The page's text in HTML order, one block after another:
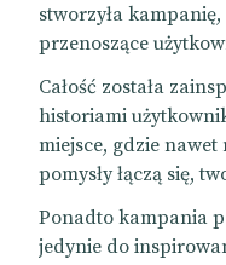
stworzyła
przenoszące
Całość została
historiami
miejsce, gdzie
pomysły łączą się,
Ponadto kampania
jedynie do